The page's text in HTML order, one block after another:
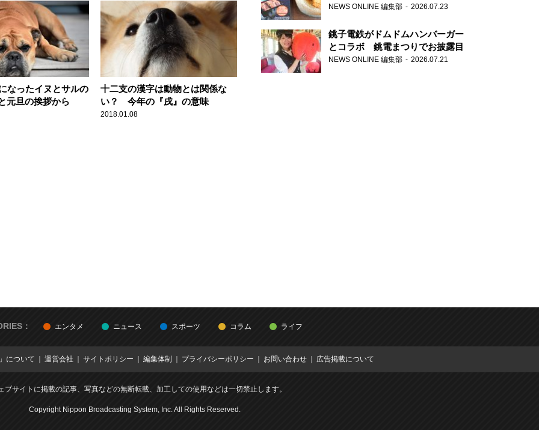
なったイヌとサルの
元旦の挨拶から
十二支の漢字は動物とは関係な
い？ 今年の『戌』の意味
2018.01.08
NEWS ONLINE 編集部 2026.07.23
銚子電鉄がドムドムハンバーガー
とコラボ 銚電まつりでお披露目
NEWS ONLINE 編集部 2026.07.21
： エンタメ ニュース スポーツ コラム ライフ
について 運営会社 サイトポリシー 編集体制 プライバシーポリシー お問い合わせ 広告掲載について
ブサイトに掲載の記事、写真などの無断転載、加工しての使用などは一切禁止します。
Copyright Nippon Broadcasting System, Inc. All Rights Reserved.